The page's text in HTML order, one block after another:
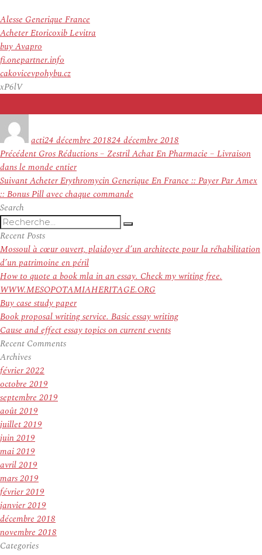
Alesse Generique France
Acheter Etoricoxib Levitra
buy Avapro
fi.onepartner.info
cakovicevpohybu.cz
xP6lV
actile
24 décembre 201824 décembre 2018
Navigation
de
l’article
Précédent Article
précédent :
Gros Réductions – Zestril Achat En Pharmacie – Livraison
dans le monde entier
SuivantArticle
suivant :
Acheter Erythromycin Generique En France :: Payer Par Amex
:: Bonus Pill avec chaque commande
Search
Recherche
pour
:
Recherche
Recent Posts
Mossoul à cœur ouvert, plaidoyer d’un architecte pour la réhabilitation
d’un patrimoine en péril
How to quote a book mla in an essay. Check my writing free.
WWW.MESOPOTAMIAHERITAGE.ORG
Buy case study paper
Book proposal writing service. Basic essay writing
Cause and effect essay topics on current events
Recent Comments
Archives
février 2022
octobre 2019
septembre 2019
août 2019
juillet 2019
juin 2019
mai 2019
avril 2019
mars 2019
février 2019
janvier 2019
décembre 2018
novembre 2018
Categories